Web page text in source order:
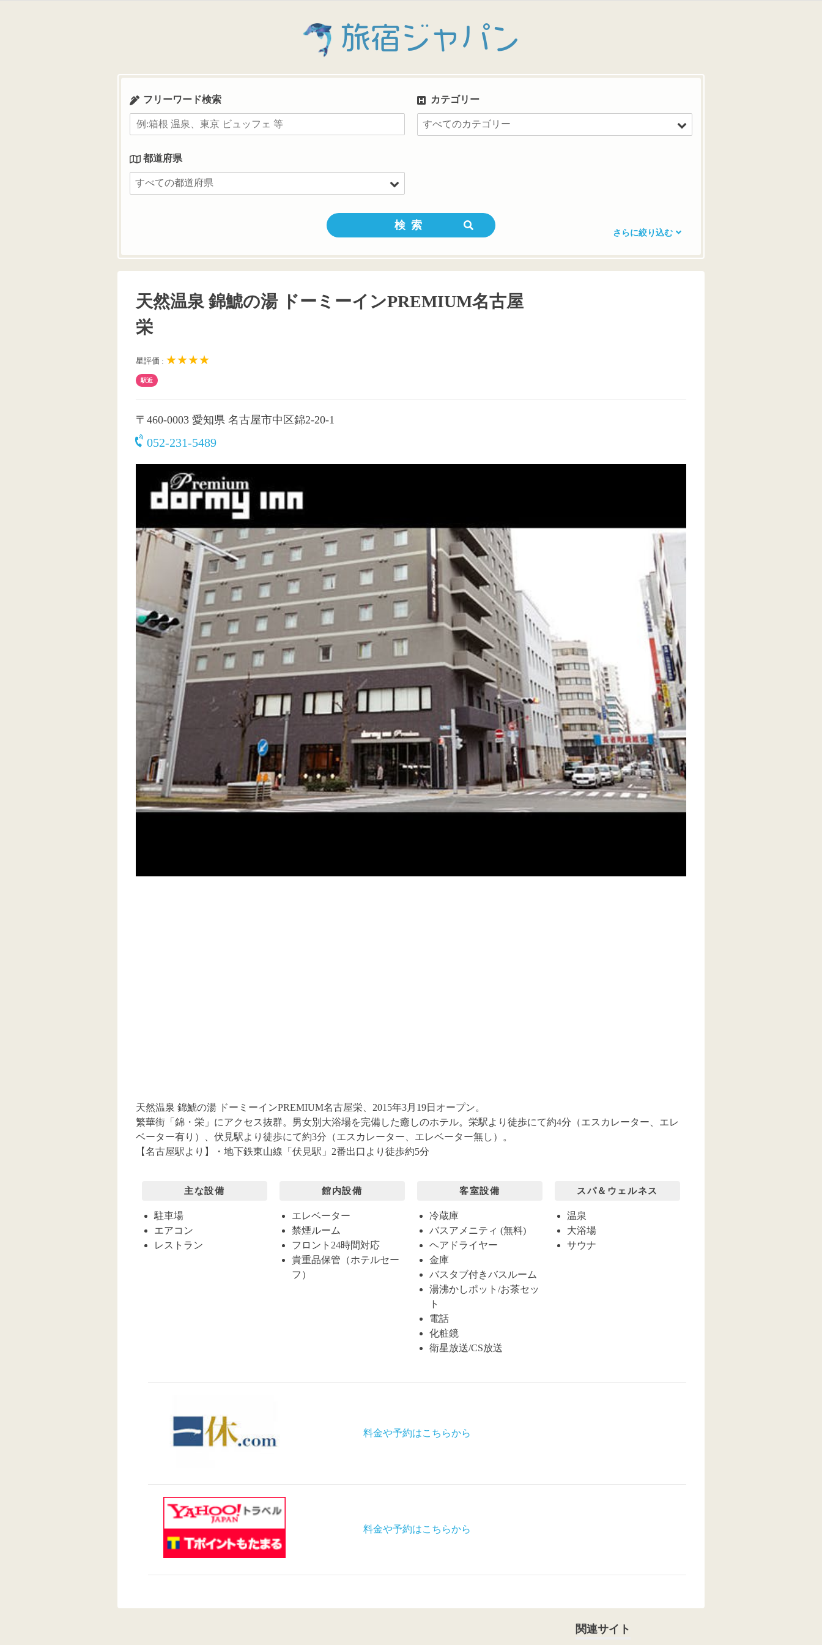
旅宿ジャパン
フリーワード検索 カテゴリー
都道府県
さらに絞り込む
天然温泉 錦鯱の湯 ドーミーインPREMIUM名古屋
栄
星評価 : ★★★★
駅近
〒460-0003 愛知県 名古屋市中区錦2-20-1
052-231-5489
天然温泉 錦鯱の湯 ドーミーインPREMIUM名古屋栄、2015年3月19日オープン。
繁華街「錦・栄」にアクセス抜群。男女別大浴場を完備した癒しのホテル。栄駅より徒歩にて約4分（エスカレーター、エレ
ベーター有り）、伏見駅より徒歩にて約3分（エスカレーター、エレベーター無し）。
【名古屋駅より】・地下鉄東山線「伏見駅」2番出口より徒歩約5分
主な設備
駐車場
エアコン
レストラン
館内設備
エレベーター
禁煙ルーム
フロント24時間対応
貴重品保管（ホテルセー
フ）
客室設備
冷蔵庫
バスアメニティ (無料)
ヘアドライヤー
金庫
バスタブ付きバスルーム
湯沸かしポット/お茶セッ
ト
電話
化粧鏡
衛星放送/CS放送
スパ＆ウェルネス
温泉
大浴場
サウナ
料金や予約はこちらから
料金や予約はこちらから
関連サイト